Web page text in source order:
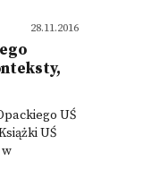
28.11.2016
UŚ
UŚ